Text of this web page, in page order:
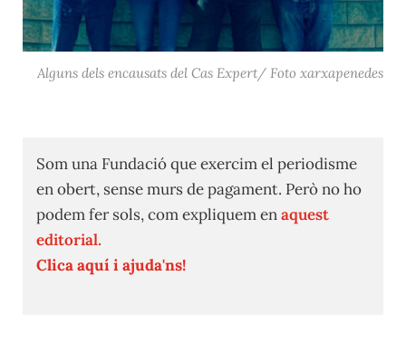
Alguns dels encausats del Cas Expert/ Foto xarxapenedes
Som una Fundació que exercim el periodisme
en obert, sense murs de pagament. Però no ho
podem fer sols, com expliquem enaquest
editorial.
Clica aquí i ajuda'ns!